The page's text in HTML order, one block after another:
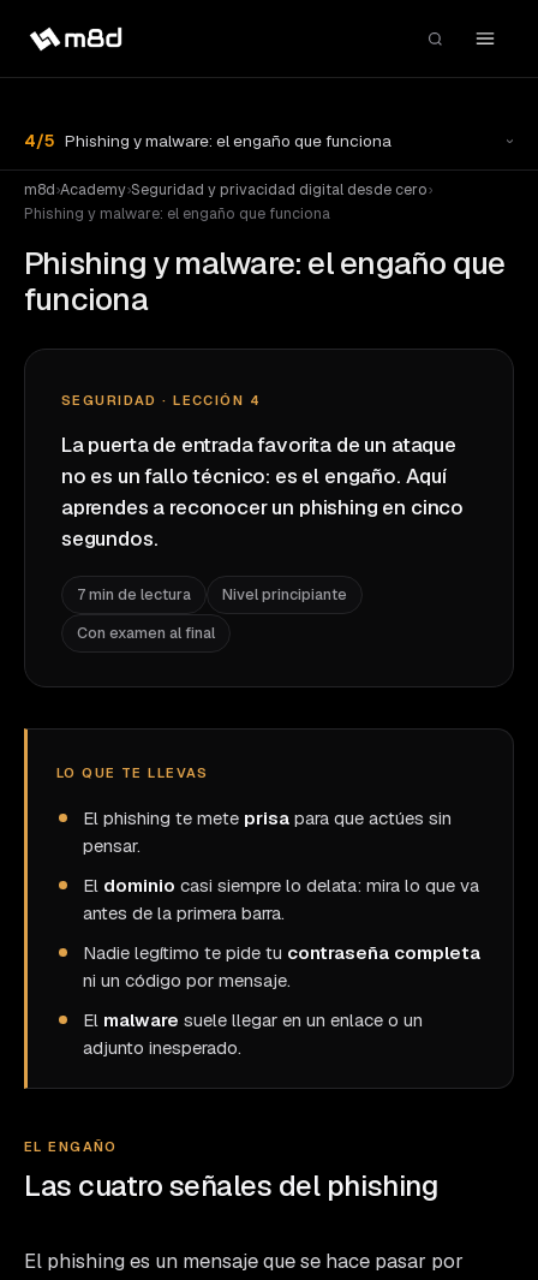
4/5 Phishing y malware: el engaño que funciona
m8d›Academy›Seguridad y privacidad digital desde cero›
Phishing y malware: el engaño que funciona
Phishing y malware: el engaño que
funciona
SEGURIDAD · LECCIÓN 4
La puerta de entrada favorita de un ataque
no es un fallo técnico: es el engaño. Aquí
aprendes a reconocer un phishing en cinco
segundos.
7 min de lectura
Nivel principiante
Con examen al final
LO QUE TE LLEVAS
El phishing te mete prisa para que actúes sin
pensar.
El dominio casi siempre lo delata: mira lo que va
antes de la primera barra.
Nadie legítimo te pide tu contraseña completa
ni un código por mensaje.
El malware suele llegar en un enlace o un
adjunto inesperado.
EL ENGAÑO
Las cuatro señales del phishing
El phishing es un mensaje que se hace pasar por